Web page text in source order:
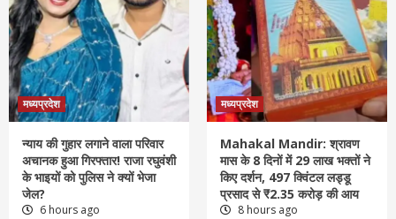
मध्यप्रदेश
न्याय की गुहार लगाने वाला परिवार
अचानक हुआ गिरफ्तार! राजा रघुवंशी
के भाइयों को पुलिस ने क्यों भेजा
जेल?
6 hours ago
मध्यप्रदेश
Mahakal Mandir: श्रावण
मास के 8 दिनों में 29 लाख भक्तों ने
किए दर्शन, 497 क्विंटल लड्डू
प्रसाद से ₹2.35 करोड़ की आय
8 hours ago